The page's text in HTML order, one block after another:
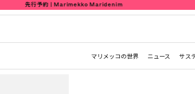
先行予約 | Marimekko Maridenim
マリメッコの世界 ニュース サス